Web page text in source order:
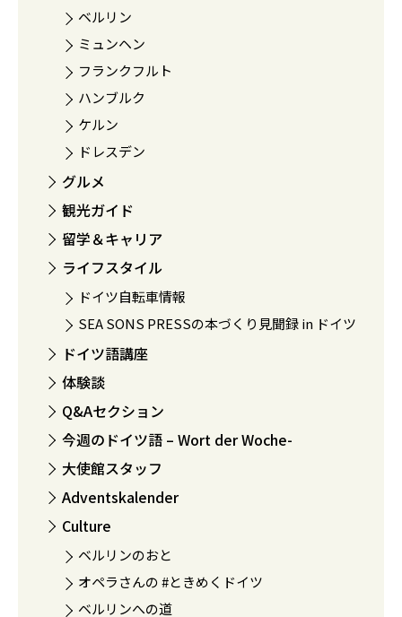
ベルリン
ミュンヘン
フランクフルト
ハンブルク
ケルン
ドレスデン
グルメ
観光ガイド
留学＆キャリア
ライフスタイル
ドイツ自転車情報
SEA SONS PRESSの本づくり見聞録 in ドイツ
ドイツ語講座
体験談
Q&Aセクション
今週のドイツ語 – Wort der Woche-
大使館スタッフ
Adventskalender
Culture
ベルリンのおと
オペラさんの #ときめくドイツ
ベルリンへの道